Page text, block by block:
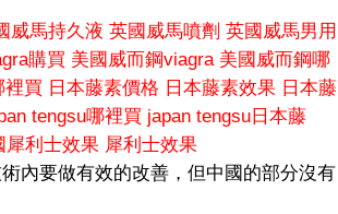
威馬持久液 英國威馬噴劑 英國威馬男用
購買 美國威而鋼viagra 美國威而鋼哪
裡買 日本藤素價格 日本藤素效果 日本藤
tengsu哪裡買 japan tengsu日本藤
犀利士效果 犀利士效果
內要做有效的改善，但中國的部分沒有